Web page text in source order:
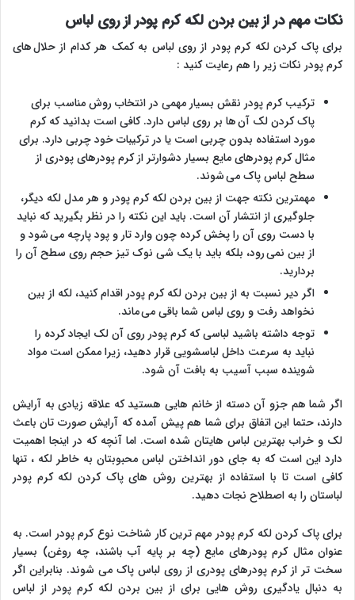
نکات مهم در از بین بردن لکه کرم پودر از روی لباس
برای پاک کردن لکه کرم پودر از روی لباس به کمک هر کدام از حلال های
کرم پودر نکات زیر را هم رعایت کنید :
ترکیب کرم پودر نقش بسیار مهمی در انتخاب روش مناسب برای
پاک کردن لک آن ها بر روی لباس دارد. کافی است بدانید که کرم
مورد استفاده بدون چربی است یا در ترکیبات خود چربی دارد. برای
مثال کرم پودرهای مایع بسیار دشوارتر از کرم پودرهای پودری از
سطح لباس پاک می شوند.
مهمترین نکته جهت از بین بردن لکه کرم پودر و هر مدل لکه دیگر،
جلوگیری از انتشار آن است. باید این نکته را در نظر بگیرید که نباید
با دست روی آن را پخش کرده چون وارد تار و پود پارچه می شود و
از بین نمی رود، بلکه باید با یک شی نوک تیز حجم روی سطح آن را
بردارید.
اگر دیر نسبت به از بین بردن لکه کرم پودر اقدام کنید، لکه از بین
نخواهد رفت و روی لباس شما باقی می‎ ماند.
توجه داشته باشید لباسی که کرم پودر روی آن لک ایجاد کرده را
نباید به سرعت داخل لباسشویی قرار دهید، زیرا ممکن است مواد
شوینده سبب آسیب به بافت آن شود.
اگر شما هم جزو آن دسته از خانم هایی هستید که علاقه زیادی به آرایش
دارند، حتما این اتفاق برای شما هم پیش آمده که آرایش صورت تان باعث
لک و خراب بهترین لباس هایتان شده است. اما آنچه که در اینجا اهمیت
دارد این است که به جای دور انداختن لباس محبوبتان به خاطر لکه ، تنها
کافی است تا با استفاده از بهترین روش های پاک کردن لکه کرم پودر
لباستان را به اصطلاح نجات دهید.
برای پاک کردن لکه کرم پودر مهم ترین کار شناخت نوع کرم پودر است. به
عنوان مثال کرم پودرهای مایع (چه بر پایه آب باشند، چه روغن) بسیار
سخت تر از کرم پودرهای پودری از روی لباس پاک می شوند. بنابراین اگر
به دنبال یادگیری روش هایی برای از بین بردن لکه کرم پودر از لباس